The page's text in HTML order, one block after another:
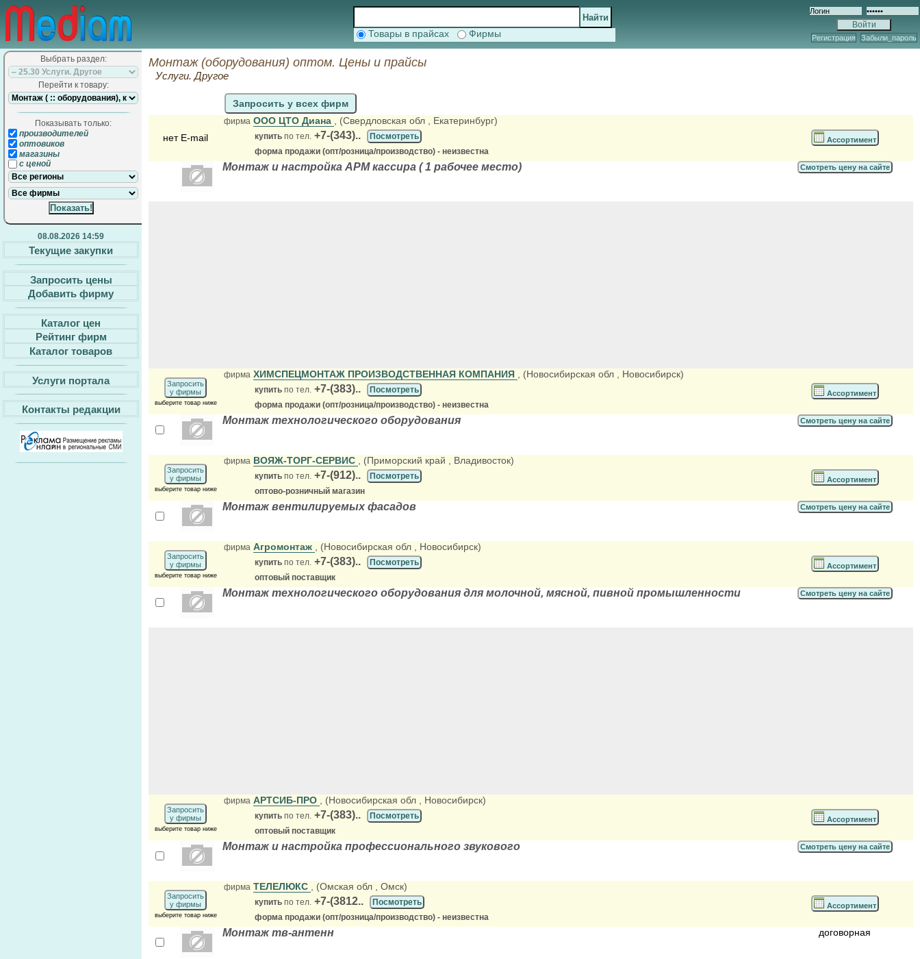
Товары в прайсах Фирмы Регистрация Забыли_пароль
Выбрать раздел:
Перейти к товару:
Показывать только:
производителей
оптовиков
магазины
с ценой
08.08.2026 14:59
Текущие закупки
Запросить цены
Добавить фирму
Каталог цен
Рейтинг фирм
Каталог товаров
Услуги портала
Контакты редакции
Монтаж (оборудования) оптом. Цены и прайсы
Услуги. Другое
Запросить у всех фирм
нет E-mail
фирма ООО ЦТО Диана , (Свердловская обл , Екатеринбург)
купить по тел. +7-(343)..
Посмотреть
форма продажи (опт/розница/производство) - неизвестна
Ассортимент
Монтаж и настройка АРМ кассира ( 1 рабочее место) Смотреть цену на сайте
Запросить
у фирмы
выберите товар ниже
фирма ХИМСПЕЦМОНТАЖ ПРОИЗВОДСТВЕННАЯ КОМПАНИЯ , (Новосибирская обл , Новосибирск)
купить по тел. +7-(383)..
Посмотреть
форма продажи (опт/розница/производство) - неизвестна
Ассортимент
Монтаж технологического оборудования Смотреть цену на сайте
Запросить
у фирмы
выберите товар ниже
фирма ВОЯЖ-ТОРГ-СЕРВИС , (Приморский край , Владивосток)
купить по тел. +7-(912)..
Посмотреть
оптово-розничный магазин
Ассортимент
Монтаж вентилируемых фасадов Смотреть цену на сайте
Запросить
у фирмы
выберите товар ниже
фирма Агромонтаж , (Новосибирская обл , Новосибирск)
купить по тел. +7-(383)..
Посмотреть
оптовый поставщик
Ассортимент
Монтаж технологического оборудования для молочной, мясной, пивной промышленности Смотреть цену на сайте
Запросить
у фирмы
выберите товар ниже
фирма АРТСИБ-ПРО , (Новосибирская обл , Новосибирск)
купить по тел. +7-(383)..
Посмотреть
оптовый поставщик
Ассортимент
Монтаж и настройка профессионального звукового Смотреть цену на сайте
Запросить
у фирмы
выберите товар ниже
фирма ТЕЛЕЛЮКС , (Омская обл , Омск)
купить по тел. +7-(3812..
Посмотреть
форма продажи (опт/розница/производство) - неизвестна
Ассортимент
Монтаж тв-антенн договорная